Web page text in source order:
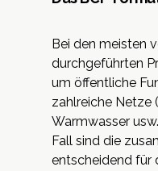
Bei den meisten
durchgeführten
um öffentliche
zahlreiche Netze
Warmwasser
Fall sind die
entscheidend für